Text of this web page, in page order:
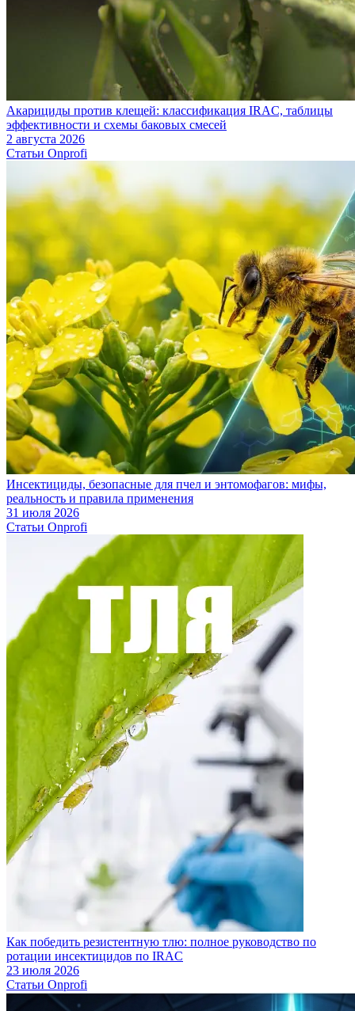
Акарициды против клещей: классификация IRAC, таблицы
эффективности и схемы баковых смесей
2 августа 2026
Статьи Onprofi
Инсектициды, безопасные для пчел и энтомофагов: мифы,
реальность и правила применения
31 июля 2026
Статьи Onprofi
Как победить резистентную тлю: полное руководство по
ротации инсектицидов по IRAC
23 июля 2026
Статьи Onprofi